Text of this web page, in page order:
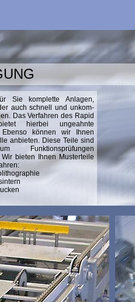
Sie komplette Anlagen,
auch schnell und unkom-
Das Verfahren des Rapid
hierbei ungeahnte
Ebenso können wir Ihnen
anbieten. Diese Teile sind
Funktionsprüfungen
Wir bieten Ihnen Musterteile